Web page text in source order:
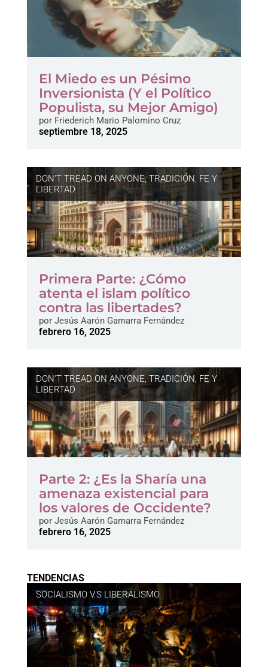
El Miedo es un Pésimo
Inversionista (Y el Político
Populista, su Mejor Amigo)
porFriederich Mario Palomino Cruz
septiembre 18, 2025
DON'T TREAD ON ANYONE,TRADICIÓN, FE Y
LIBERTAD
Primera Parte: ¿Cómo
atenta el islam político
contra las libertades?
porJesús Aarón Gamarra Fernández
febrero 16, 2025
DON'T TREAD ON ANYONE, TRADICIÓN, FE Y
LIBERTAD
Parte 2: ¿Es la Sharía una
amenaza existencial para
los valores de Occidente?
porJesús Aarón Gamarra Fernández
febrero 16, 2025
TENDENCIAS
SOCIALISMO V.S LIBERALISMO